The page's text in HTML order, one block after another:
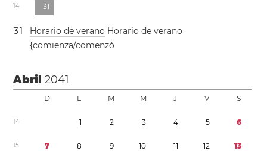
14 31
31 Horario de verano Horario de verano
{comienza/comenzó
Abril2041
D L M M J V S
14 1 2 3 4 5 6
15 7 8 9 10 11 12 13